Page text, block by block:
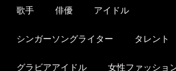
歌手 俳優 アイドル
シンガーソングライター タレント
グラビアアイドル 女性ファッショ